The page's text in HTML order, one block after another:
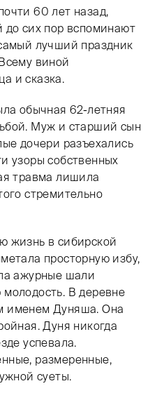
60 лет назад,
до сих пор вспоминают
лучший праздник
виной
и сказка.
обычная 62-летняя
Муж и старший сын
дочери разъехались
узоры собственных
травма лишила
стремительно
жизнь в сибирской
просторную избу,
ажурные шали
В деревне
именем Дуняша. Она
Дуня никогда
успевала.
размеренные,
суеты.